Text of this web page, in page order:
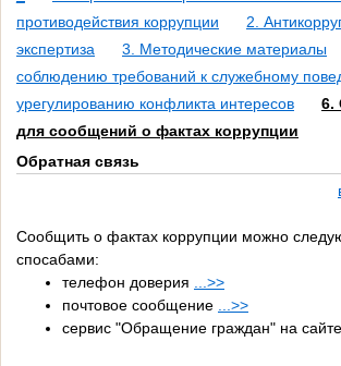
противодействия коррупции
2.
экспертиза
3. Методические материалы
соблюдению требований к служебному
урегулированию конфликта интересов
6.
для сообщений о фактах коррупции
Обратная связь
Сообщить о фактах коррупции можно
спосабами:
телефон доверия
...>>
почтовое сообщение
...>>
сервис "Обращение граждан" на